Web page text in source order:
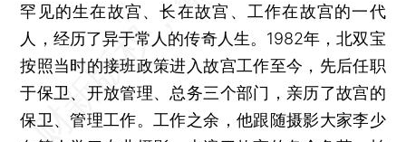
罕见的生在故宫、长在故宫、工作在故宫的一代
人，经历了异于常人的传奇人生。1982年，北双宝
按照当时的接班政策进入故宫工作至今，先后任职
于保卫、开放管理、总务三个部门，亲历了故宫的
保卫、管理工作。工作之余，他跟随摄影大家李少